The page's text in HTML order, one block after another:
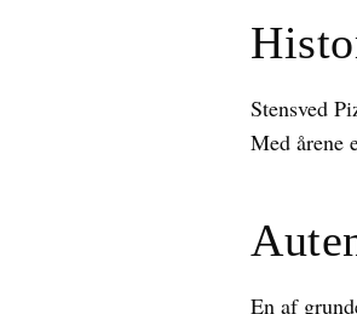
Stensved
Med årene
En af